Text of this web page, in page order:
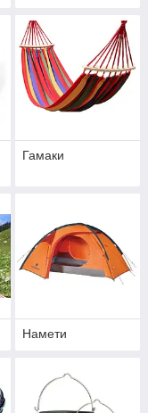
Гамаки
Намети